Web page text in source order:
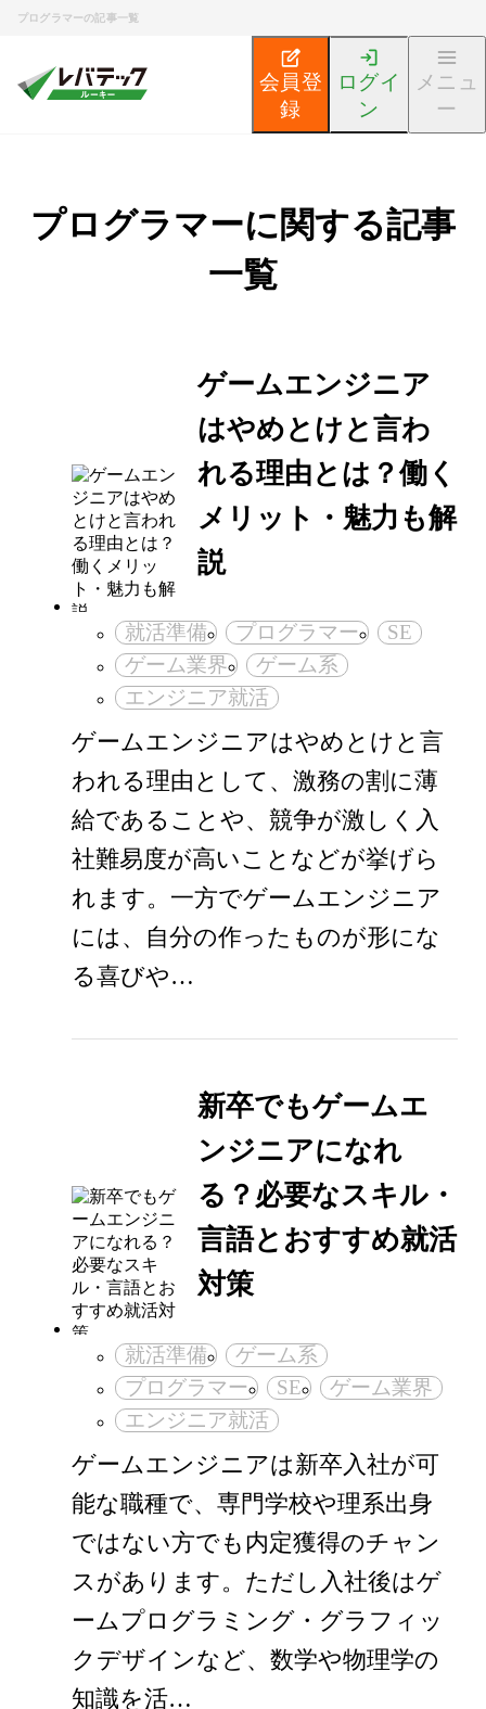
プログラマーの記事一覧
会員登
録
ログイ
ン
メニュ
ー
プログラマーに関する記事
一覧
ゲームエンジニア
はやめとけと言わ
れる理由とは？働く
メリット・魅力も解
説
就活準備 プログラマー
SE
ゲーム業界
ゲーム系
エンジニア就活
ゲームエンジニアはやめとけと言
われる理由として、激務の割に薄
給であることや、競争が激しく入
社難易度が高いことなどが挙げら
れます。一方でゲームエンジニア
には、自分の作ったものが形にな
る喜びや…
新卒でもゲームエ
ンジニアになれ
る？必要なスキル・
言語とおすすめ就活
対策
就活準備
ゲーム系
プログラマー
SE
ゲーム業界
エンジニア就活
ゲームエンジニアは新卒入社が可
能な職種で、専門学校や理系出身
ではない方でも内定獲得のチャン
スがあります。ただし入社後はゲ
ームプログラミング・グラフィッ
クデザインなど、数学や物理学の
知識を活…